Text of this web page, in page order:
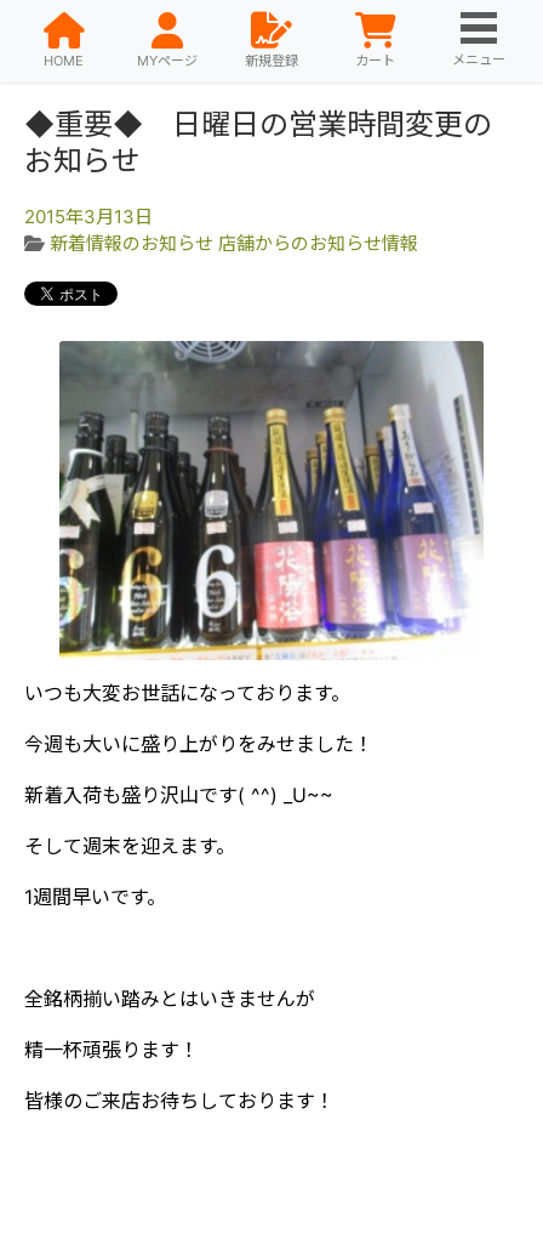
HOME MYページ 新規登録 カート メニュー
◆重要◆ 日曜日の営業時間変更の
お知らせ
2015年3月13日
新着情報のお知らせ 店舗からのお知らせ情報
いつも大変お世話になっております。
今週も大いに盛り上がりをみせました！
新着入荷も盛り沢山です( ^^) _U~~
そして週末を迎えます。
1週間早いです。
全銘柄揃い踏みとはいきませんが
精一杯頑張ります！
皆様のご来店お待ちしております！